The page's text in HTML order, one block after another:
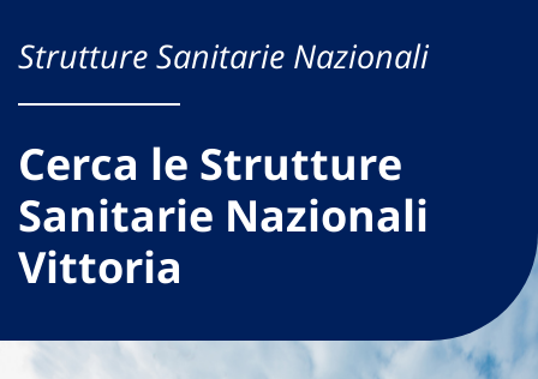
Strutture Sanitarie Nazionali
Cerca le Strutture
Sanitarie Nazionali
Vittoria